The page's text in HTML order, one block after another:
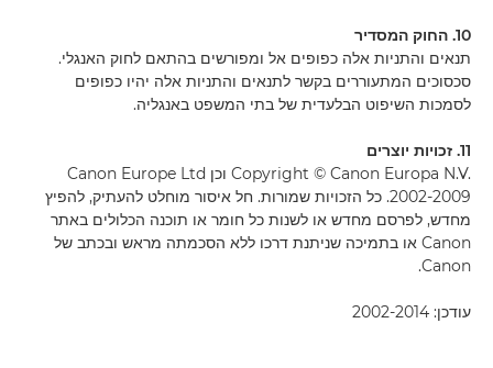
10. החוק המסדיר
תנאים והתניות אלה כפופים אל ומפורשים בהתאם לחוק האנגלי.
סכסוכים המתעוררים בקשר לתנאים והתניות אלה יהיו כפופים
לסמכות השיפוט הבלעדית של בתי המשפט באנגליה.
11. זכויות יוצרים
Copyright © Canon Europa N.V.‎ וכן Canon Europe Ltd
2002-2009‏.‎ כל הזכויות שמורות. חל איסור מוחלט להעתיק, להפיץ
מחדש, לפרסם מחדש או לשנות כל חומר או תוכנה הכלולים באתר
Canon או בתמיכה שניתנת דרכו ללא הסכמתה מראש ובכתב של
Canon.
עודכן: 2002-2014